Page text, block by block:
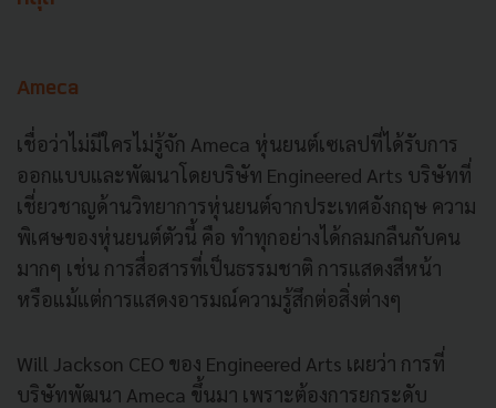
Ameca
เชื่อว่าไม่มีใครไม่รู้จัก Ameca หุ่นยนต์เซเลปที่ได้รับการ
ออกแบบและพัฒนาโดยบริษัท Engineered Arts บริษัทที่
เชี่ยวชาญด้านวิทยาการหุ่นยนต์จากประเทศอังกฤษ ความ
พิเศษของหุ่นยนต์ตัวนี้ คือ ทำทุกอย่างได้กลมกลืนกับคน
มากๆ เช่น การสื่อสารที่เป็นธรรมชาติ การแสดงสีหน้า
หรือแม้แต่การแสดงอารมณ์ความรู้สึกต่อสิ่งต่างๆ
Will Jackson CEO ของ Engineered Arts เผยว่า การที่
บริษัทพัฒนา Ameca ขึ้นมา เพราะต้องการยกระดับ